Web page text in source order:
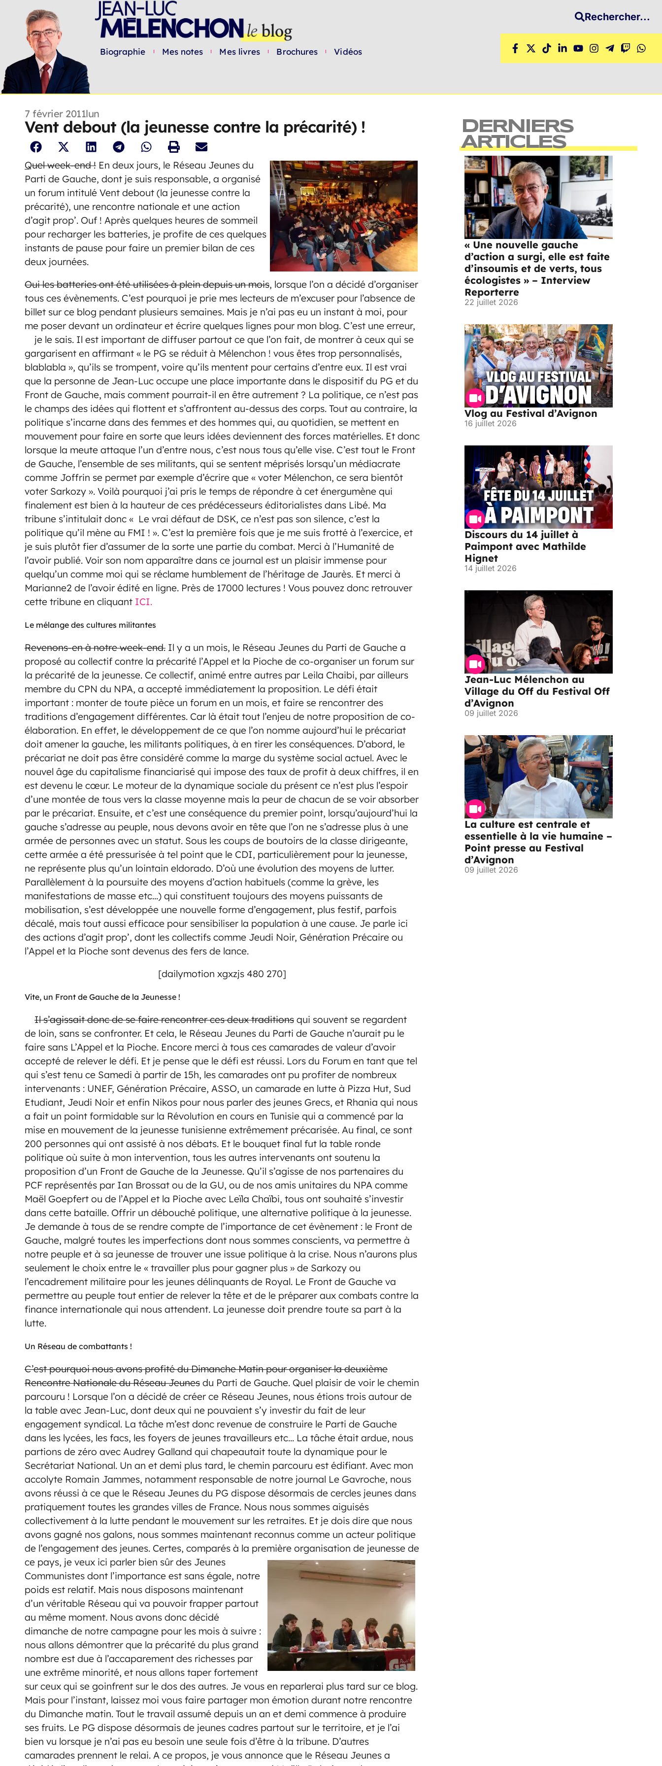
Biographie Mes notes Mes livres Brochures Vidéos
Rechercher...
7 février 2011lun
Vent debout (la jeunesse contre la précarité) !
Quel week-end ! En deux jours, le Réseau Jeunes du
Parti de Gauche, dont je suis responsable, a organisé
un forum intitulé Vent debout (la jeunesse contre la
précarité), une rencontre nationale et une action
d’agit prop’. Ouf ! Après quelques heures de sommeil
pour recharger les batteries, je profite de ces quelques
instants de pause pour faire un premier bilan de ces
deux journées.
Oui les batteries ont été utilisées à plein depuis un mois, lorsque l’on a décidé d’organiser
tous ces évènements. C’est pourquoi je prie mes lecteurs de m’excuser pour l’absence de
billet sur ce blog pendant plusieurs semaines. Mais je n’ai pas eu un instant à moi, pour
me poser devant un ordinateur et écrire quelques lignes pour mon blog. C’est une erreur,
je le sais. Il est important de diffuser partout ce que l’on fait, de montrer à ceux qui se
gargarisent en affirmant « le PG se réduit à Mélenchon ! vous êtes trop personnalisés,
blablabla », qu’ils se trompent, voire qu’ils mentent pour certains d’entre eux. Il est vrai
que la personne de Jean-Luc occupe une place importante dans le dispositif du PG et du
Front de Gauche, mais comment pourrait-il en être autrement ? La politique, ce n’est pas
le champs des idées qui flottent et s’affrontent au-dessus des corps. Tout au contraire, la
politique s’incarne dans des femmes et des hommes qui, au quotidien, se mettent en
mouvement pour faire en sorte que leurs idées deviennent des forces matérielles. Et donc
lorsque la meute attaque l’un d’entre nous, c’est nous tous qu’elle vise. C’est tout le Front
de Gauche, l’ensemble de ses militants, qui se sentent méprisés lorsqu’un médiacrate
comme Joffrin se permet par exemple d’écrire que « voter Mélenchon, ce sera bientôt
voter Sarkozy ». Voilà pourquoi j’ai pris le temps de répondre à cet énergumène qui
finalement est bien à la hauteur de ces prédécesseurs éditorialistes dans Libé. Ma
tribune s’intitulait donc « Le vrai défaut de DSK, ce n’est pas son silence, c’est la
politique qu’il mène au FMI ! ». C’est la première fois que je me suis frotté à l’exercice, et
je suis plutôt fier d’assumer de la sorte une partie du combat. Merci à l’Humanité de
l’avoir publié. Voir son nom apparaître dans ce journal est un plaisir immense pour
quelqu’un comme moi qui se réclame humblement de l’héritage de Jaurès. Et merci à
Marianne2 de l’avoir édité en ligne. Près de 17000 lectures ! Vous pouvez donc retrouver
cette tribune en cliquant ICI.
Le mélange des cultures militantes
Revenons-en à notre week-end. Il y a un mois, le Réseau Jeunes du Parti de Gauche a
proposé au collectif contre la précarité l’Appel et la Pioche de co-organiser un forum sur
la précarité de la jeunesse. Ce collectif, animé entre autres par Leila Chaibi, par ailleurs
membre du CPN du NPA, a accepté immédiatement la proposition. Le défi était
important : monter de toute pièce un forum en un mois, et faire se rencontrer des
traditions d’engagement différentes. Car là était tout l’enjeu de notre proposition de co-
élaboration. En effet, le développement de ce que l’on nomme aujourd’hui le précariat
doit amener la gauche, les militants politiques, à en tirer les conséquences. D’abord, le
précariat ne doit pas être considéré comme la marge du système social actuel. Avec le
nouvel âge du capitalisme financiarisé qui impose des taux de profit à deux chiffres, il en
est devenu le cœur. Le moteur de la dynamique sociale du présent ce n’est plus l’espoir
d’une montée de tous vers la classe moyenne mais la peur de chacun de se voir absorber
par le précariat. Ensuite, et c’est une conséquence du premier point, lorsqu’aujourd’hui la
gauche s’adresse au peuple, nous devons avoir en tête que l’on ne s’adresse plus à une
armée de personnes avec un statut. Sous les coups de boutoirs de la classe dirigeante,
cette armée a été pressurisée à tel point que le CDI, particulièrement pour la jeunesse,
ne représente plus qu’un lointain eldorado. D’où une évolution des moyens de lutter.
Parallèlement à la poursuite des moyens d’action habituels (comme la grève, les
manifestations de masse etc…) qui constituent toujours des moyens puissants de
mobilisation, s’est développée une nouvelle forme d’engagement, plus festif, parfois
décalé, mais tout aussi efficace pour sensibiliser la population à une cause. Je parle ici
des actions d’agit prop’, dont les collectifs comme Jeudi Noir, Génération Précaire ou
l’Appel et la Pioche sont devenus des fers de lance.
[dailymotion xgxzjs 480 270]
Vite, un Front de Gauche de la Jeunesse !
Il s’agissait doncde se faire rencontrer ces deux traditions qui souvent se regardent
de loin, sans se confronter. Et cela, le Réseau Jeunes du Parti de Gauche n’aurait pu le
faire sans L’Appel et la Pioche. Encore merci à tous ces camarades de valeur d’avoir
accepté de relever le défi. Et je pense que le défi est réussi. Lors du Forum en tant que tel
qui s’est tenu ce Samedi à partir de 15h, les camarades ont pu profiter de nombreux
intervenants : UNEF, Génération Précaire, ASSO, un camarade en lutte à Pizza Hut, Sud
Etudiant, Jeudi Noir et enfin Nikos pour nous parler des jeunes Grecs, et Rhania qui nous
a fait un point formidable sur la Révolution en cours en Tunisie qui a commencé par la
mise en mouvement de la jeunesse tunisienne extrêmement précarisée. Au final, ce sont
200 personnes qui ont assisté à nos débats. Et le bouquet final fut la table ronde
politique où suite à mon intervention, tous les autres intervenants ont soutenu la
proposition d’un Front de Gauche de la Jeunesse. Qu’il s’agisse de nos partenaires du
PCF représentés par Ian Brossat ou de la GU, ou de nos amis unitaires du NPA comme
Maël Goepfert ou de l’Appel et la Pioche avec Leïla Chaïbi, tous ont souhaité s’investir
dans cette bataille. Offrir un débouché politique, une alternative politique à la jeunesse.
Je demande à tous de se rendre compte de l’importance de cet évènement : le Front de
Gauche, malgré toutes les imperfections dont nous sommes conscients, va permettre à
notre peuple et à sa jeunesse de trouver une issue politique à la crise. Nous n’aurons plus
seulement le choix entre le « travailler plus pour gagner plus » de Sarkozy ou
l’encadrement militaire pour les jeunes délinquants de Royal. Le Front de Gauche va
permettre au peuple tout entier de relever la tête et de le préparer aux combats contre la
finance internationale qui nous attendent. La jeunesse doit prendre toute sa part à la
lutte.
Un Réseau de combattants !
C’est pourquoi nous avons profité du Dimanche Matin pour organiser la deuxième
Rencontre Nationale du Réseau Jeunes du Parti de Gauche. Quel plaisir de voir le chemin
parcouru ! Lorsque l’on a décidé de créer ce Réseau Jeunes, nous étions trois autour de
la table avec Jean-Luc, dont deux qui ne pouvaient s’y investir du fait de leur
engagement syndical. La tâche m’est donc revenue de construire le Parti de Gauche
dans les lycées, les facs, les foyers de jeunes travailleurs etc… La tâche était ardue, nous
partions de zéro avec Audrey Galland qui chapeautait toute la dynamique pour le
Secrétariat National. Un an et demi plus tard, le chemin parcouru est édifiant. Avec mon
accolyte Romain Jammes, notamment responsable de notre journal Le Gavroche, nous
avons réussi à ce que le Réseau Jeunes du PG dispose désormais de cercles jeunes dans
pratiquement toutes les grandes villes de France. Nous nous sommes aiguisés
collectivement à la lutte pendant le mouvement sur les retraites. Et je dois dire que nous
avons gagné nos galons, nous sommes maintenant reconnus comme un acteur politique
de l’engagement des jeunes. Certes, comparés à la première organisation de jeunesse de
ce pays, je veux ici parler bien sûr des Jeunes
Communistes dont l’importance est sans égale, notre
poids est relatif. Mais nous disposons maintenant
d’un véritable Réseau qui va pouvoir frapper partout
au même moment. Nous avons donc décidé
dimanche de notre campagne pour les mois à suivre :
nous allons démontrer que la précarité du plus grand
nombre est due à l’accaparement des richesses par
une extrême minorité, et nous allons taper fortement
sur ceux qui se goinfrent sur le dos des autres. Je vous en reparlerai plus tard sur ce blog.
Mais pour l’instant, laissez moi vous faire partager mon émotion durant notre rencontre
du Dimanche matin. Tout le travail assumé depuis un an et demi commence à produire
ses fruits. Le PG dispose désormais de jeunes cadres partout sur le territoire, et je l’ai
bien vu lorsque je n’ai pas eu besoin une seule fois d’être à la tribune. D’autres
camarades prennent le relai. A ce propos, je vous annonce que le Réseau Jeunes a
DERNIERS
ARTICLES
« Une nouvelle gauche
d’action a surgi, elle est faite
d’insoumis et de verts, tous
écologistes » – Interview
Reporterre
22 juillet 2026
Vlog au Festival d’Avignon
16 juillet 2026
Discours du 14 juillet à
Paimpont avec Mathilde
Hignet
14 juillet 2026
Jean-Luc Mélenchon au
Village du Off du Festival Off
d’Avignon
09 juillet 2026
La culture est centrale et
essentielle à la vie humaine –
Point presse au Festival
d’Avignon
09 juillet 2026